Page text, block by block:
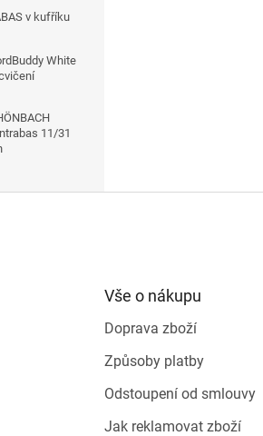
v kufříku
White
11/31
Vše o nákupu
Doprava zboží
Způsoby platby
Odstoupení od smlouvy
Jak reklamovat zboží